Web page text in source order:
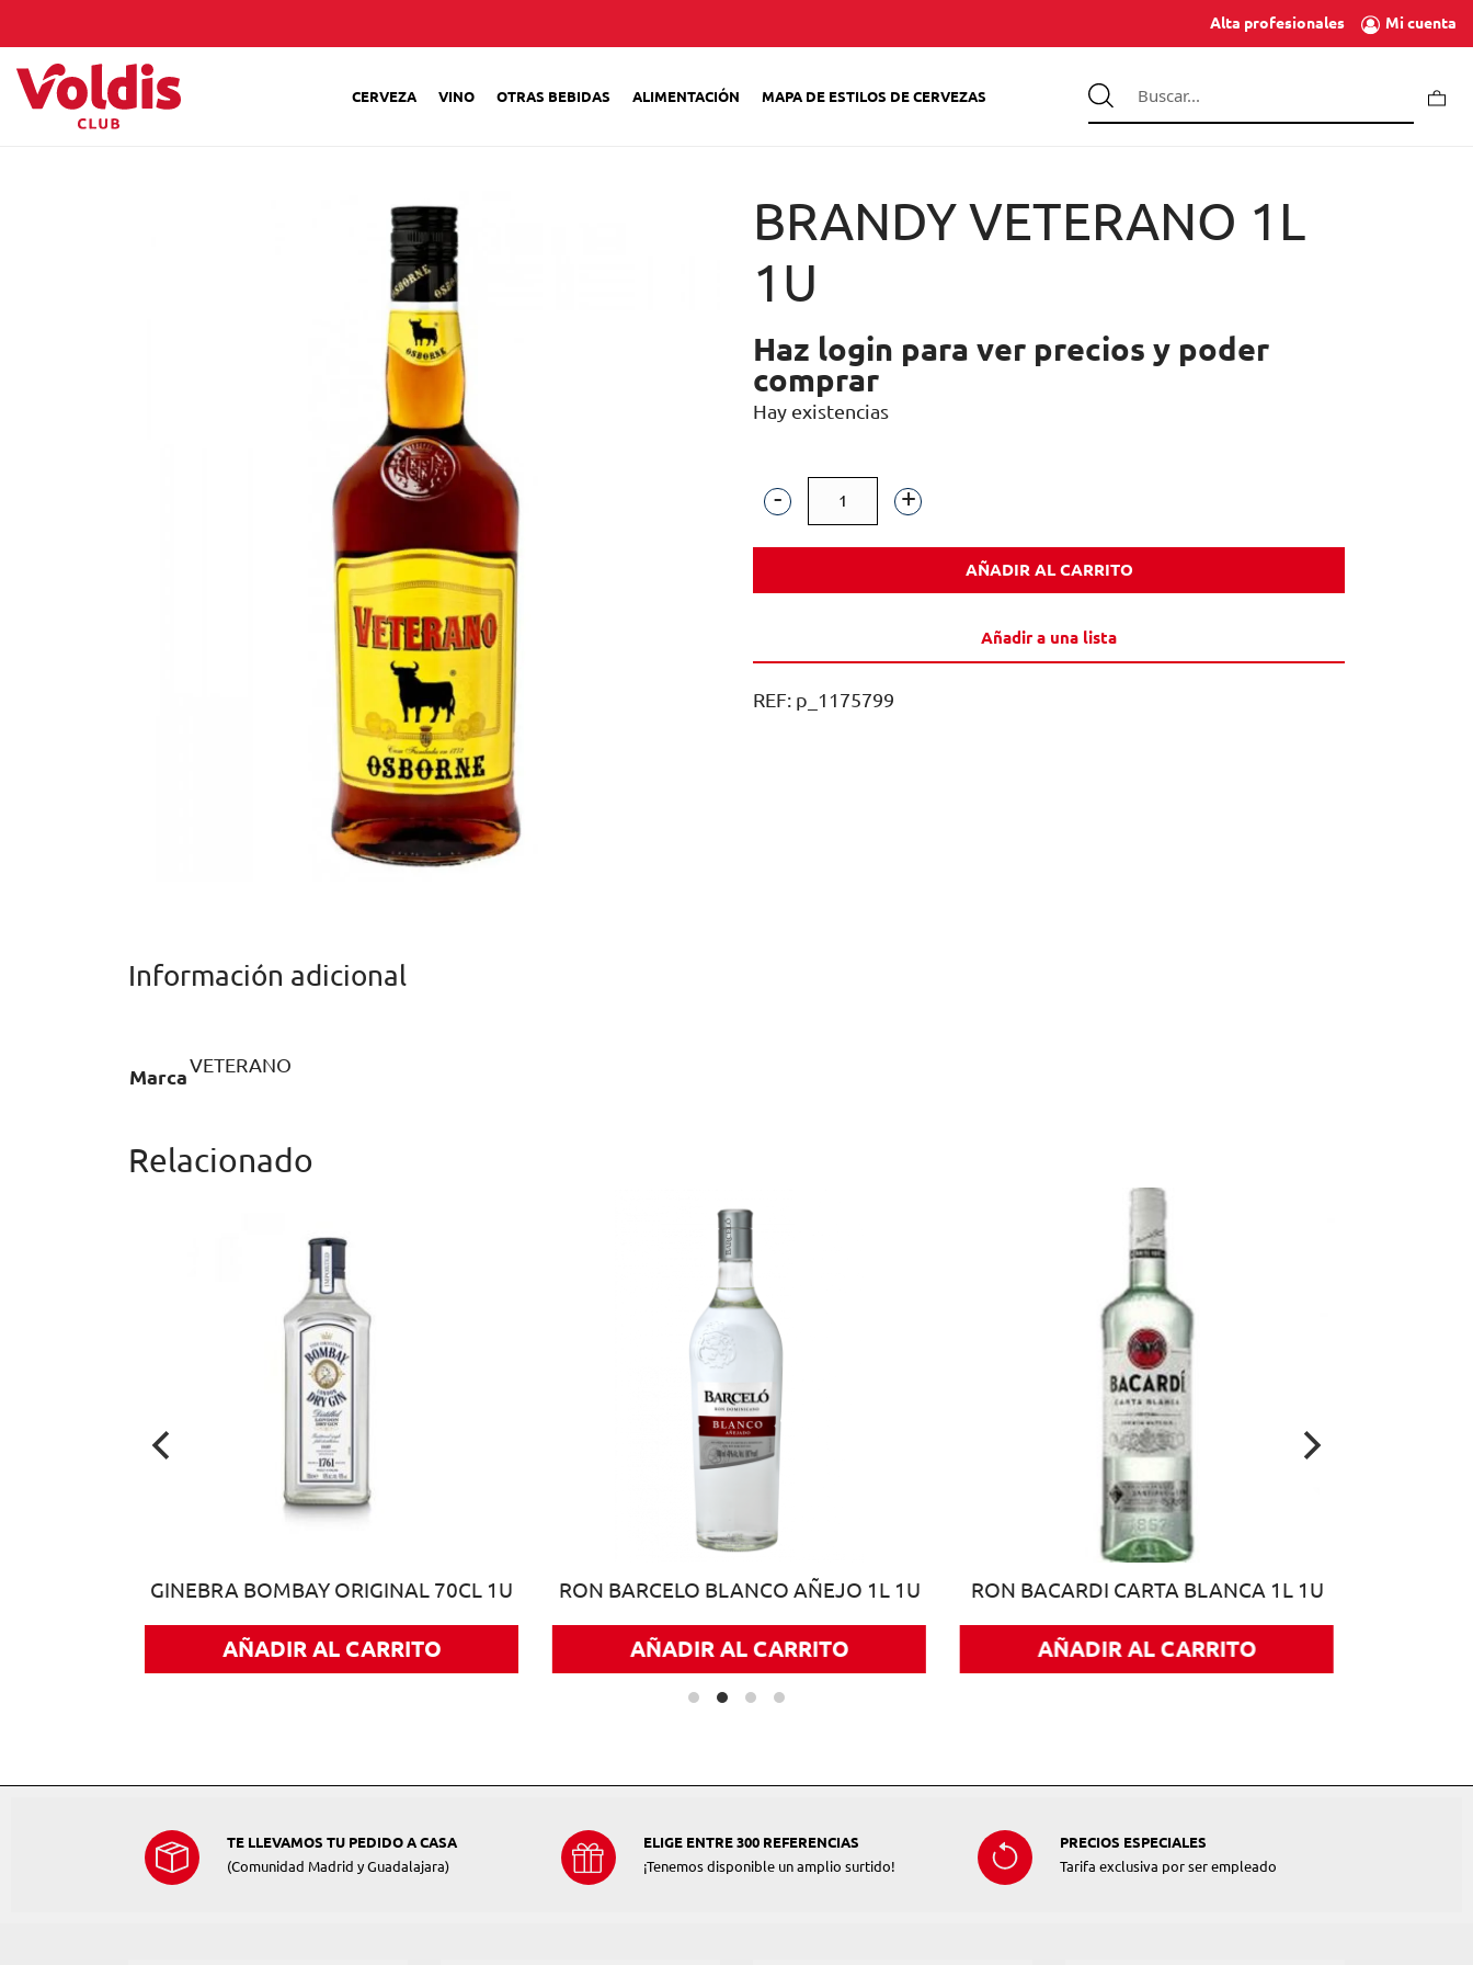
Alta profesionales Mi cuenta
CERVEZA VINO OTRAS BEBIDAS ALIMENTACIÓN MAPA DE ESTILOS DE CERVEZAS
BRANDY VETERANO 1L
1U
Haz login para ver precios y poder
comprar
Hay existencias
BRANDY
VETERANO
AÑADIR AL CARRITO
Añadir a una lista
REF: p_1175799
Información adicional
Marca
VETERANO
Relacionado
GINEBRA BOMBAY ORIGINAL 70CL 1U
AÑADIR AL CARRITO
RON BARCELO BLANCO AÑEJO 1L 1U
AÑADIR AL CARRITO
RON BACARDI CARTA BLANCA 1L 1U
AÑADIR AL CARRITO
TE LLEVAMOS TU PEDIDO A CASA
(Comunidad Madrid y Guadalajara)
ELIGE ENTRE 300 REFERENCIAS
¡Tenemos disponible un amplio surtido!
PRECIOS ESPECIALES
Tarifa exclusiva por ser empleado